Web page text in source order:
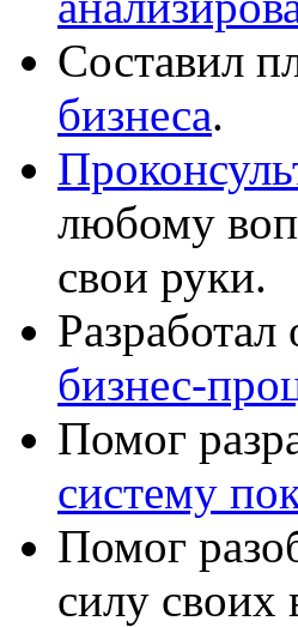
Составил
бизнеса.
любому
свои руки.
бизнес-
Помог
систему
Помог
силу своих